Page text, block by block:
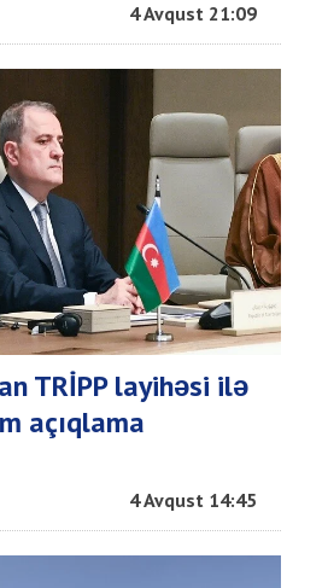
4 Avqust 21:09
TRİPP layihəsi ilə
açıqlama
4 Avqust 14:45